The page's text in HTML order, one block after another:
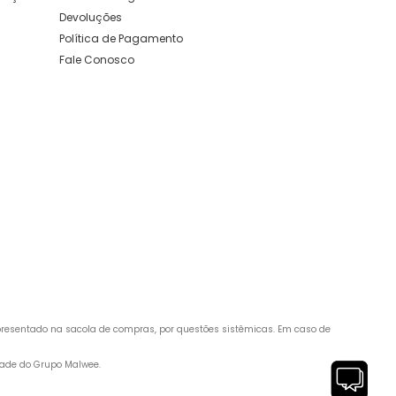
Devoluções
Política de Pagamento
Fale Conosco
na sacola de compras, por questões sistêmicas. Em caso de
do Grupo Malwee.